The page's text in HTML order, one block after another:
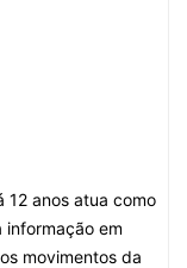
12 anos atua como
informação em
movimentos da